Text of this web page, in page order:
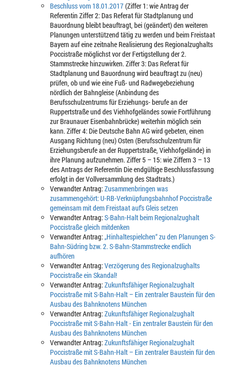
Beschluss vom 18.01.2017(Ziffer 1: wie Antrag der
Referentin Ziffer 2: Das Referat für Stadtplanung und
Bauordnung bleibt beauftragt, bei (geändert) den weiteren
Planungen unterstützend tätig zu werden und beim Freistaat
Bayern auf eine zeitnahe Realisierung des Regionalzughalts
Poccistraße möglichst vor der Fertigstellung der 2.
Stammstrecke hinzuwirken. Ziffer 3: Das Referat für
Stadtplanung und Bauordnung wird beauftragt zu (neu)
prüfen, ob und wie eine Fuß- und Radwegebeziehung
nördlich der Bahngleise (Anbindung des
Berufsschulzentrums für Erziehungs- berufe an der
Ruppertstraße und des Viehhofgeländes sowie Fortführung
zur Braunauer Eisenbahnbrücke) weiterhin möglich sein
kann. Ziffer 4: Die Deutsche Bahn AG wird gebeten, einen
Ausgang Richtung (neu) Osten (Berufsschulzentrum für
Erziehungsberufe an der Ruppertstraße, Viehhofgelände) in
ihre Planung aufzunehmen. Ziffer 5 – 15: wie Ziffern 3 – 13
des Antrags der Referentin Die endgültige Beschlussfassung
erfolgt in der Vollversammlung des Stadtrats.)
Verwandter Antrag:Zusammenbringen was
zusammengehört: U-RB-Verknüpfungsbahnhof Poccistraße
gemeinsam mit dem Freistaat auf's Gleis setzen
Verwandter Antrag:S-Bahn-Halt beim Regionalzughalt
Poccistraße gleich mitdenken
Verwandter Antrag:„Hinhaltespielchen“ zu den Planungen S-
Bahn-Südring bzw. 2. S-Bahn-Stammstrecke endlich
aufhören
Verwandter Antrag:Verzögerung des Regionalzughalts
Poccistraße ein Skandal!
Verwandter Antrag:Zukunftsfähiger Regionalzughalt
Poccistraße mit S-Bahn-Halt – Ein zentraler Baustein für den
Ausbau des Bahnknotens München
Verwandter Antrag:Zukunftsfähiger Regionalzughalt
Poccistraße mit S-Bahn-Halt - Ein zentraler Baustein für den
Ausbau des Bahnknotens München
Verwandter Antrag:Zukunftsfähiger Regionalzughalt
Poccistraße mit S-Bahn-Halt – Ein zentraler Baustein für den
Ausbau des Bahnknotens München